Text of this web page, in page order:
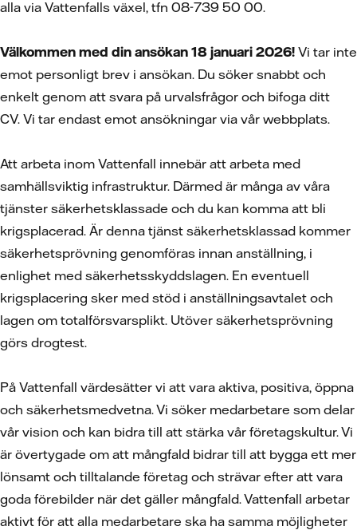
alla via Vattenfalls växel, tfn 08-739 50 00.
Välkommen med din ansökan 18 januari 2026! Vi tar inte
emot personligt brev i ansökan. Du söker snabbt och
enkelt genom att svara på urvalsfrågor och bifoga ditt
CV. Vi tar endast emot ansökningar via vår webbplats.
Att arbeta inom Vattenfall innebär att arbeta med
samhällsviktig infrastruktur. Därmed är många av våra
tjänster säkerhetsklassade och du kan komma att bli
krigsplacerad. Är denna tjänst säkerhetsklassad kommer
säkerhetsprövning genomföras innan anställning, i
enlighet med säkerhetsskyddslagen. En eventuell
krigsplacering sker med stöd i anställningsavtalet och
lagen om totalförsvarsplikt. Utöver säkerhetsprövning
görs drogtest.
På Vattenfall värdesätter vi att vara aktiva, positiva, öppna
och säkerhetsmedvetna. Vi söker medarbetare som delar
vår vision och kan bidra till att stärka vår företagskultur. Vi
är övertygade om att mångfald bidrar till att bygga ett mer
lönsamt och tilltalande företag och strävar efter att vara
goda förebilder när det gäller mångfald. Vattenfall arbetar
aktivt för att alla medarbetare ska ha samma möjligheter